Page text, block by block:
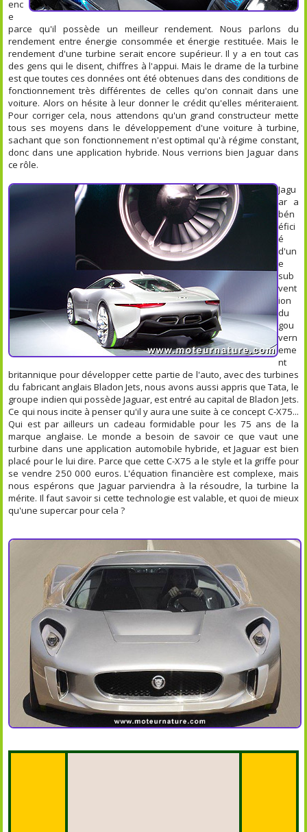
enc
e
parce qu'il possède un meilleur rendement. Nous parlons du
rendement entre énergie consommée et énergie restituée. Mais le
rendement d'une turbine serait encore supérieur. Il y a en tout cas
des gens qui le disent, chiffres à l'appui. Mais le drame de la turbine
est que toutes ces données ont été obtenues dans des conditions de
fonctionnement très différentes de celles qu'on connait dans une
voiture. Alors on hésite à leur donner le crédit qu'elles mériteraient.
Pour corriger cela, nous attendons qu'un grand constructeur mette
tous ses moyens dans le développement d'une voiture à turbine,
sachant que son fonctionnement n'est optimal qu'à régime constant,
donc dans une application hybride. Nous verrions bien Jaguar dans
ce rôle.
Jagu
ar a
bén
éfici
é
d'un
e
sub
vent
ion
du
gou
vern
eme
nt
britannique pour développer cette partie de l'auto, avec des turbines
du fabricant anglais Bladon Jets, nous avons aussi appris que Tata, le
groupe indien qui possède Jaguar, est entré au capital de Bladon Jets.
Ce qui nous incite à penser qu'il y aura une suite à ce concept C-X75...
Qui est par ailleurs un cadeau formidable pour les 75 ans de la
marque anglaise. Le monde a besoin de savoir ce que vaut une
turbine dans une application automobile hybride, et Jaguar est bien
placé pour le lui dire. Parce que cette C-X75 a le style et la griffe pour
se vendre 250 000 euros. L'équation financière est complexe, mais
nous espérons que Jaguar parviendra à la résoudre, la turbine la
mérite. Il faut savoir si cette technologie est valable, et quoi de mieux
qu'une supercar pour cela ?